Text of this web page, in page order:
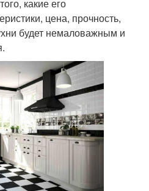
какие его
цена, прочность,
будет немаловажным и